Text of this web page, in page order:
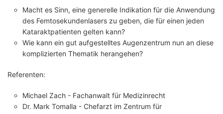
Macht es Sinn, eine generelle Indikation für die Anwendung
des Femtosekundenlasers zu geben, die für einen jeden
Kataraktpatienten gelten kann?
Wie kann ein gut aufgestelltes Augenzentrum nun an diese
komplizierten Thematik herangehen?
Referenten:
Michael Zach - Fachanwalt für Medizinrecht
Dr. Mark Tomalla - Chefarzt im Zentrum für